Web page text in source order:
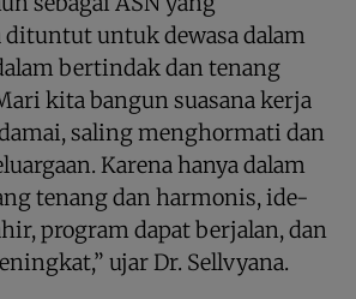
untuk dewasa dalam
bertindak dan tenang
kita bangun suasana kerja
saling menghormati dan
Karena hanya dalam
tenang dan harmonis, ide-
program dapat berjalan, dan
ujar Dr. Sellvyana.